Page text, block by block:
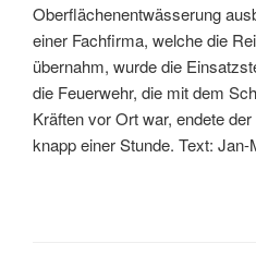
Oberflächenentwässerung
einer Fachfirma, welche die
übernahm, wurde die
die Feuerwehr, die mit dem
Kräften vor Ort war, endete
knapp einer Stunde. Text: